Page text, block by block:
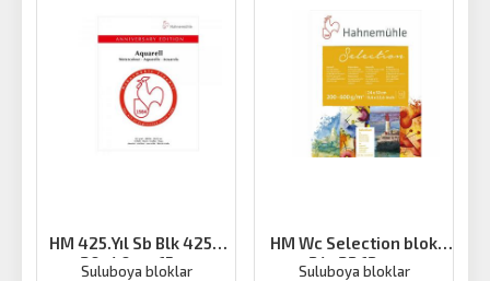
HM 425.Yıl Sb Blk 425g
30x40cm 15ya
Suluboya bloklar
HM Wc Selection blok
24x32 12 ya
Suluboya bloklar